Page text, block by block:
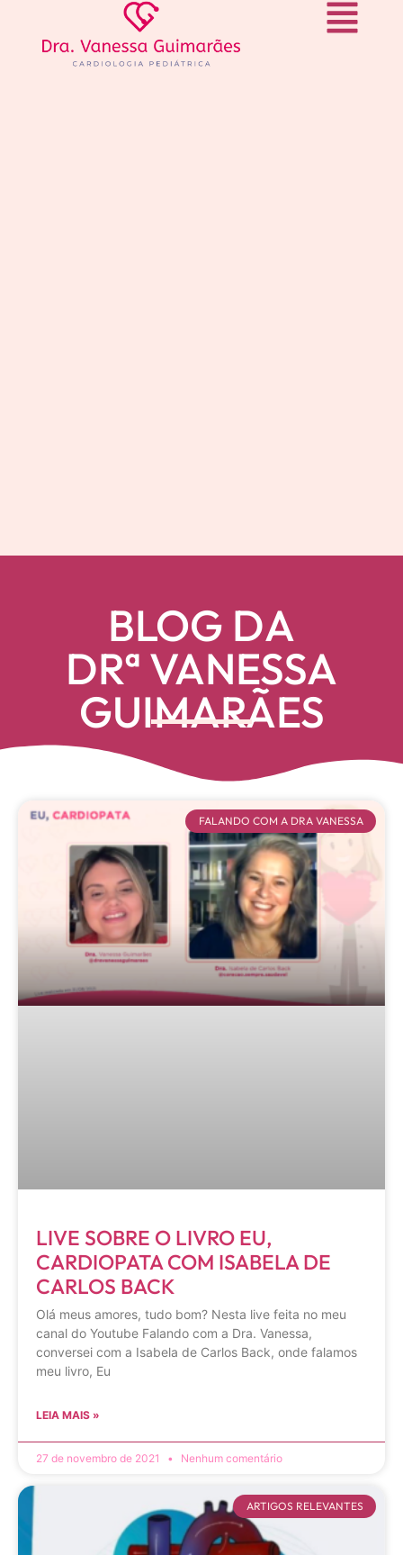
BLOG DA
DRª VANESSA
GUIMARÃES
FALANDO COM A DRA VANESSA
LIVE SOBRE O LIVRO EU,
CARDIOPATA COM ISABELA DE
CARLOS BACK
Olá meus amores, tudo bom? Nesta live feita no meu
canal do Youtube Falando com a Dra. Vanessa,
conversei com a Isabela de Carlos Back, onde falamos
meu livro, Eu
LEIA MAIS »
27 de novembro de 2021 Nenhum comentário
ARTIGOS RELEVANTES